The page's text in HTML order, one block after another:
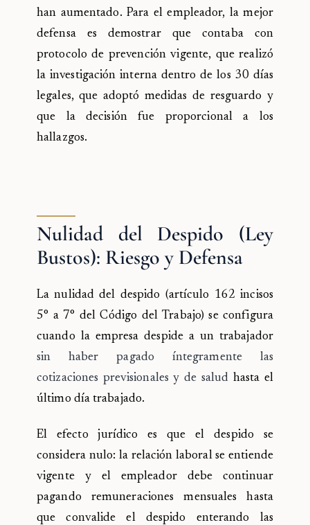
han aumentado. Para el empleador, la mejor
defensa es demostrar que contaba con
protocolo de prevención vigente, que realizó
la investigación interna dentro de los 30 días
legales, que adoptó medidas de resguardo y
que la decisión fue proporcional a los
hallazgos.
Nulidad del Despido (Ley
Bustos): Riesgo y Defensa
La nulidad del despido (artículo 162 incisos
5° a 7° del Código del Trabajo) se configura
cuando la empresa despide a un trabajador
sin haber pagado íntegramente las
cotizaciones previsionales y de salud hasta el
último día trabajado.
El efecto jurídico es que el despido se
considera nulo: la relación laboral se entiende
vigente y el empleador debe continuar
pagando remuneraciones mensuales hasta
que convalide el despido enterando las